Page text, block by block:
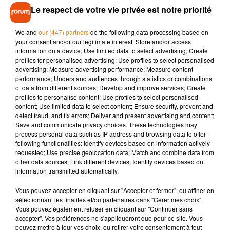
L'auteure poursuit en affirmant que «
également besoin d’apprendre à dire à leur partenaire
d’attendre, car les hommes ont tendance à se laisser
emporter par leurs impulsions et vouloir aller trop vite.Or, un
peu de lenteur fait monter, et même doubler le plaisir
Musique
6 août 2026
Pomme emprunte le décor de l’émission
« Loups Garous » pour son...
La version réécrite de « Beautiful Day »
Le respect de votre vie privée est notre priorité
We and our (447) partnersdo the following data processing based on
your consent and/or our legitimate interest: Store and/or access
information on a device; Use limited data to select advertising; Create
profiles for personalised advertising; Use profiles to select personalised
advertising; Measure advertising performance; Measure content
performance; Understand audiences through statistics or combinations
of data from different sources; Develop and improve services; Create
profiles to personalise content; Use profiles to select personalised
content; Use limited data to select content; Ensure security, prevent and
detect fraud, and fix errors; Deliver and present advertising and content;
Save and communicate privacy choices. These technologies may
process personal data such as IP address and browsing data to offer
following functionalities: Identify devices based on information actively
requested; Use precise geolocation data; Match and combine data from
other data sources; Link different devices; Identify devices based on
information transmitted automatically.
Vous pouvez accepter en cliquant sur "Accepter et fermer", ou affiner en
sélectionnant les finalités et/ou partenaires dans "Gérer mes choix".
Vous pouvez également refuser en cliquant sur "Continuer sans
accepter". Vos préférences ne s'appliqueront que pour ce site. Vous
pouvez mettre à jour vos choix, ou retirer votre consentement à tout